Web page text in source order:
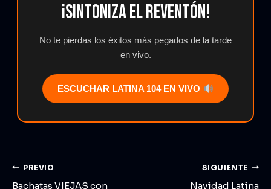
¡Sintoniza El Reventón!
No te pierdas los éxitos más pegados de la tarde
en vivo.
ESCUCHAR LATINA 104 EN VIVO
PREVIO
Bachatas VIEJAS con
SIGUIENTE
Navidad Latina